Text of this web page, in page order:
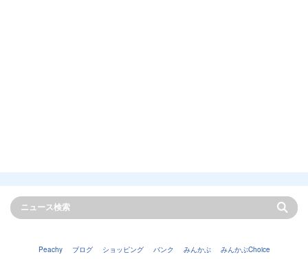
Peachy ブログ ショッピング バンク みんかぶ みんかぶChoice